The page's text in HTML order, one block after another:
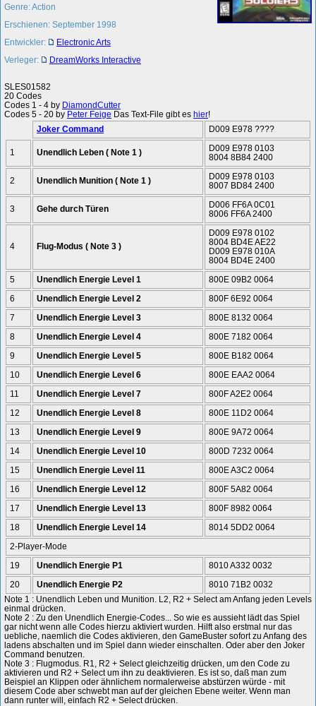
Genre: Action
Erschienen: September 1998
Entwickler:
Electronic Arts
Verleger:
DreamWorks Interactive
SLES01582
20 Codes
Codes 1 - 4 by DiamondCutter
Codes 5 - 20 by Peter Feige Das Text-File gibt es hier!
Joker Command
D009 E978 ????
1 Unendlich Leben ( Note 1 )
D009 E978 0103
8004 8B84 2400
2 Unendlich Munition ( Note 1 )
D009 E978 0103
8007 BD84 2400
3 Gehe durch Türen
D006 FF6A 0C01
8006 FF6A 2400
4 Flug-Modus ( Note 3 )
D009 E978 0102
8004 BD4E AE22
D009 E978 010A
8004 BD4E 2400
5
Unendlich Energie Level 1
800E 09B2 0064
6
Unendlich Energie Level 2
800F 6E92 0064
7
Unendlich Energie Level 3
800E 8132 0064
8
Unendlich Energie Level 4
800E 7182 0064
9
Unendlich Energie Level 5
800E B182 0064
10
Unendlich Energie Level 6
800E EAA2 0064
11
Unendlich Energie Level 7
800F A2E2 0064
12
Unendlich Energie Level 8
800E 11D2 0064
13
Unendlich Energie Level 9
800E 9A72 0064
14
Unendlich Energie Level 10
800D 7232 0064
15
Unendlich Energie Level 11
800E A3C2 0064
16
Unendlich Energie Level 12
800F 5A82 0064
17
Unendlich Energie Level 13
800F 8982 0064
18
Unendlich Energie Level 14
8014 5DD2 0064
2-Player-Mode
19
Unendlich Energie P1
8010 A332 0032
20
Unendlich Energie P2
8010 71B2 0032
Note 1 : Unendlich Leben und Munition. L2, R2 + Select am Anfang jeden Levels
einmal drücken.
Note 2 : Zu den Unendlich Energie-Codes... So wie es aussieht lädt das Spiel
gar nicht wenn alle Codes hierzu aktiviert wurden. Hilft also erstmal nur das
uebliche, naemlich die Codes aktivieren, den GameBuster sofort zu Anfang des
ladens abschalten und im Spiel dann wieder einschalten. Oder aber den Joker
Command benutzen.
Note 3 : Flugmodus. R1, R2 + Select gleichzeitig drücken, um den Code zu
aktivieren und R2 + Select um ihn zu deaktivieren. Es ist so, daß man zum
Beispiel an Klippen oder ähnlichem normalerweise abstürzen würde - mit
diesem Code aber schwebt man auf der gleichen Ebene weiter. Wenn man
dann runter will, einfach R2 + Select drücken.